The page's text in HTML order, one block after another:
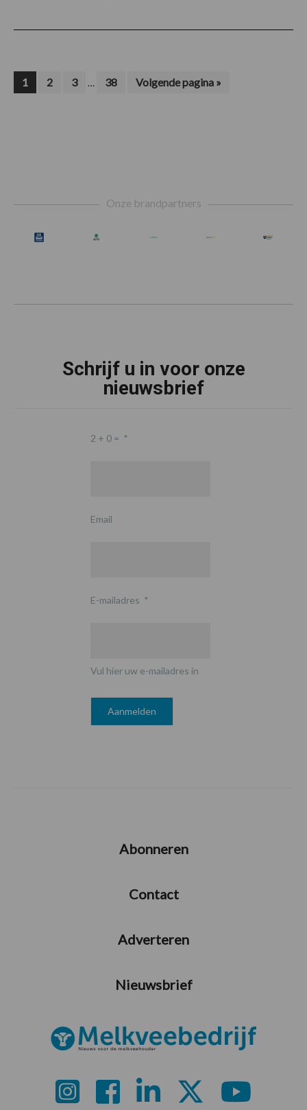
Pagina
1 Pagina
2 Pagina
3
Interim
… Pagina
38
Ga
naar
Volgende pagina »
Onze brandpartners
Schrijf u in voor onze
nieuwsbrief
2 + 0 = *
Email
E-mailadres *
Vul hier uw e-mailadres in
Abonneren
Contact
Adverteren
Nieuwsbrief